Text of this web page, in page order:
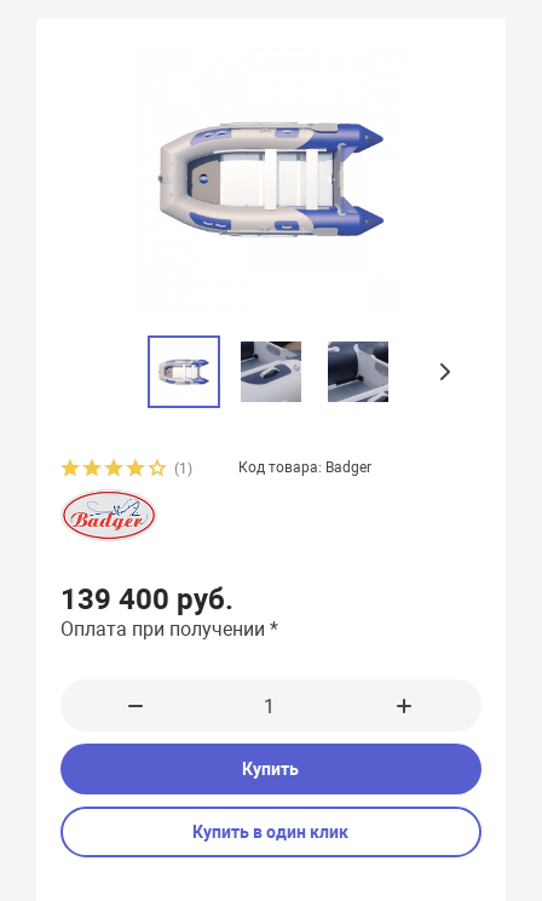
(1) Код товара: Badger
139 400 руб.
Оплата при получении *
Купить
Купить в один клик